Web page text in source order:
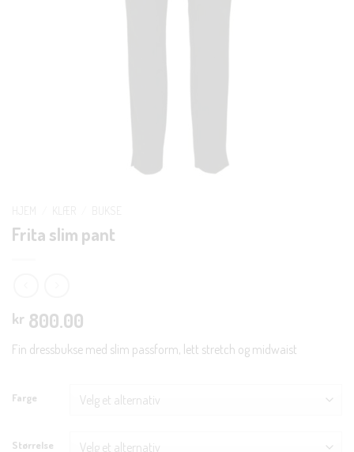
Frita slim pant
kr 800.00
Fin dressbukse med slim passform, lett stretch og midwaist
Farge
Størrelse